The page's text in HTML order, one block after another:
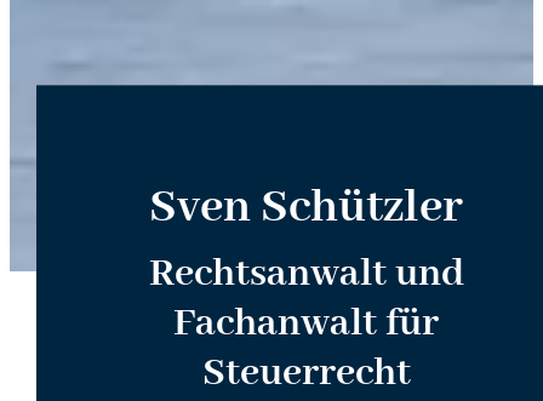
Sven Schützler
Rechtsanwalt und
Fachanwalt für
Steuerrecht